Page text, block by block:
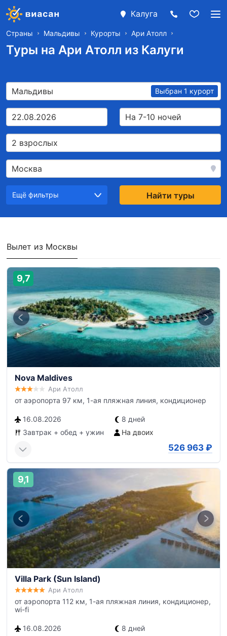
Калуга
Страны Мальдивы Курорты Ари Атолл
Туры на Ари Атолл из Калуги
Мальдивы Выбран 1 курорт
22.08.2026 На 7-10 ночей
2 взрослых
Москва
Ещё фильтры Найти туры
Вылет из Москвы
9,7
Nova Maldives
Ари Атолл
от аэропорта 97 км, 1-ая пляжная линия, кондиционер
16.08.2026
8 дней
Завтрак + обед + ужин
На двоих
526 963 ₽
9,1
Villa Park (Sun Island)
Ари Атолл
от аэропорта 112 км, 1-ая пляжная линия, кондиционер,
wi-fi
16.08.2026
8 дней